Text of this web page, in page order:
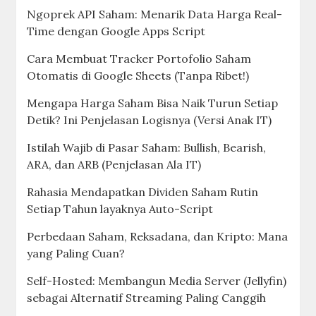
Ngoprek API Saham: Menarik Data Harga Real-
Time dengan Google Apps Script
Cara Membuat Tracker Portofolio Saham
Otomatis di Google Sheets (Tanpa Ribet!)
Mengapa Harga Saham Bisa Naik Turun Setiap
Detik? Ini Penjelasan Logisnya (Versi Anak IT)
Istilah Wajib di Pasar Saham: Bullish, Bearish,
ARA, dan ARB (Penjelasan Ala IT)
Rahasia Mendapatkan Dividen Saham Rutin
Setiap Tahun layaknya Auto-Script
Perbedaan Saham, Reksadana, dan Kripto: Mana
yang Paling Cuan?
Self-Hosted: Membangun Media Server (Jellyfin)
sebagai Alternatif Streaming Paling Canggih